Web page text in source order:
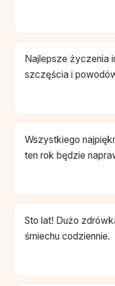
Najlepsze życzenia
szczęścia i
Wszystkiego
ten rok będzie
Sto lat! Dużo
śmiechu codziennie.